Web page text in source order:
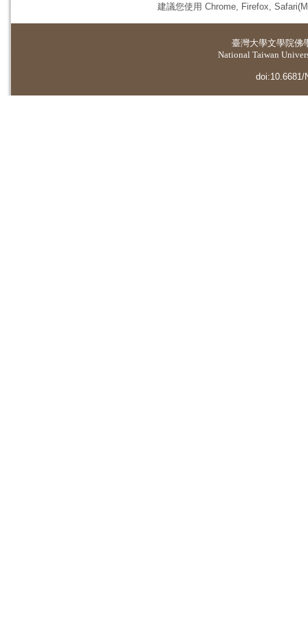
建議您使用 Chrome, Firefox,
臺灣大學文學院佛
National Taiwan
doi:10.6681/